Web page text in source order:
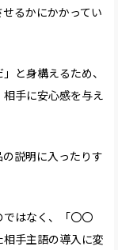
るかにかかってい
と身構えるため、
手に安心感を与え
説明に入ったりす
ではなく、「〇〇
手主語の導入に変